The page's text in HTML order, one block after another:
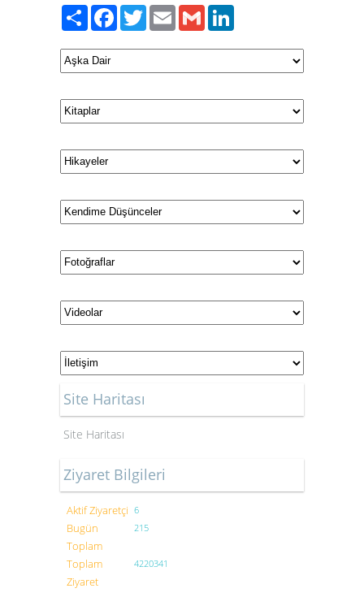
PaylaşFacebook
TwitterEmailGmail
Site Haritası
Site Haritası
Ziyaret Bilgileri
Aktif Ziyaretçi 6
Bugün
Toplam
215
Toplam
Ziyaret
4220341